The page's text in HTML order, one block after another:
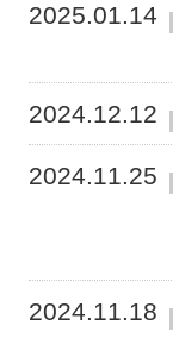
2025.01.14
2024.12.12
2024.11.25
2024.11.18